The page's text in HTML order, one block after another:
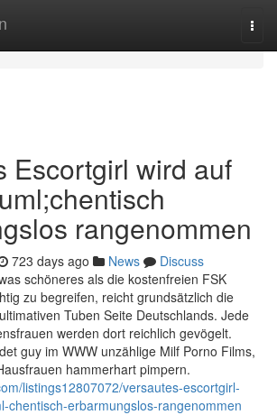
Escortgirl wird auf
rangenommen
723 days ago News
Discuss
schöneres als die kostenfreien FSK
zu begreifen, reicht grundsätzlich die
Tuben Seite Deutschlands. Jede
werden dort reichlich gevögelt.
guy im WWW unzählige Milf Porno Films,
hammerhart pimpern.
listings12807072/versautes-escortgirl-
chentisch-erbarmungslos-rangenommen